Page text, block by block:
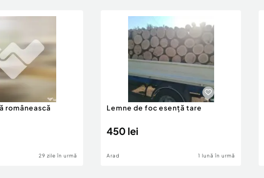
românească
29 zile în urmă
Lemne de foc esență tare
450 lei
Arad 1 lună în urmă